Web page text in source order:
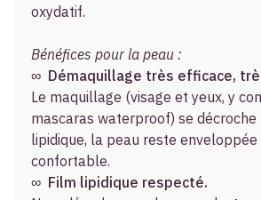
oxydatif.
Bénéfices pour la peau :
∞ Démaquillage très efficace,
Le maquillage (visage et yeux, y
mascaras waterproof) se
lipidique, la peau reste enveloppée
confortable.
∞ Film lipidique respecté.